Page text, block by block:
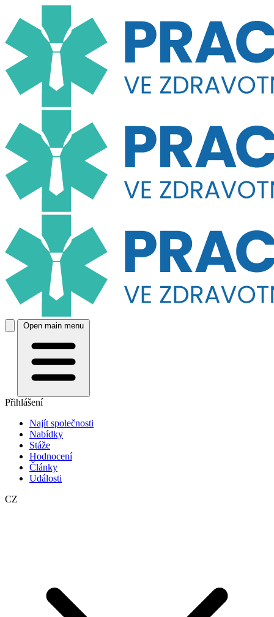
Open main menu
Přihlášení
Najít společnosti
Nabídky
Stáže
Hodnocení
Články
Události
CZ